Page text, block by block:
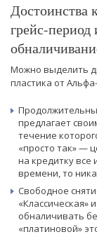
Достоинства
грейс-период
Можно выделить
пластика от
предлагает
течение
«просто так» —
на кредитку все
времени, то
Свободное
«Классическая»
обналичивать
«платиновой»